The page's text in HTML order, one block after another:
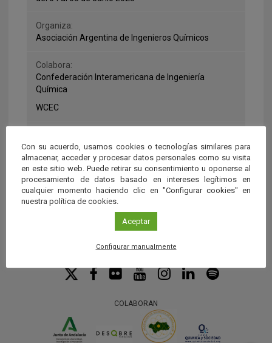
Organiza:
Asociación Argentina de Ingenieros Químicos
Colabora:
Confederación Interamericana de Ingeniería
Química
WCEC
Web del Congreso
COLABORAN
Con su acuerdo, usamos cookies o tecnologías similares para
almacenar, acceder y procesar datos personales como su visita
en este sitio web. Puede retirar su consentimiento u oponerse al
procesamiento de datos basado en intereses legítimos en
cualquier momento haciendo clic en "Configurar cookies" en
nuestra política de cookies.
Aceptar
Configurar manualmente